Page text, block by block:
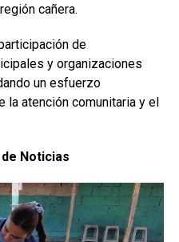
cañera.
de
y organizaciones
un esfuerzo
la atención comunitaria y el
Noticias